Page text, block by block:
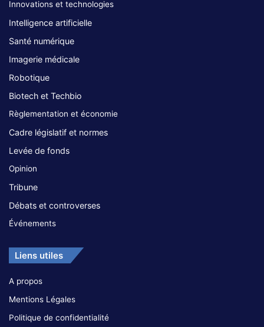
Innovations et technologies
Intelligence artificielle
Santé numérique
Imagerie médicale
Robotique
Biotech et Techbio
Règlementation et économie
Cadre législatif et normes
Levée de fonds
Opinion
Tribune
Débats et controverses
Événements
Liens utiles
A propos
Mentions Légales
Politique de confidentialité